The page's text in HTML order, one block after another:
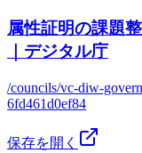
属性証明の課題
｜デジタル庁
/councils/vc-diw-
6fd461d0ef84
保存を開く